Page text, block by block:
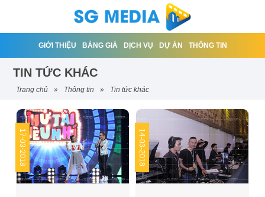
GIỚI THIỆU BẢNG GIÁ DỊCH VỤ DỰ ÁN THÔNG TIN
TIN TỨC KHÁC
trang chủ » thông tin » tin tức khác
17
03-2018
14
03-2018